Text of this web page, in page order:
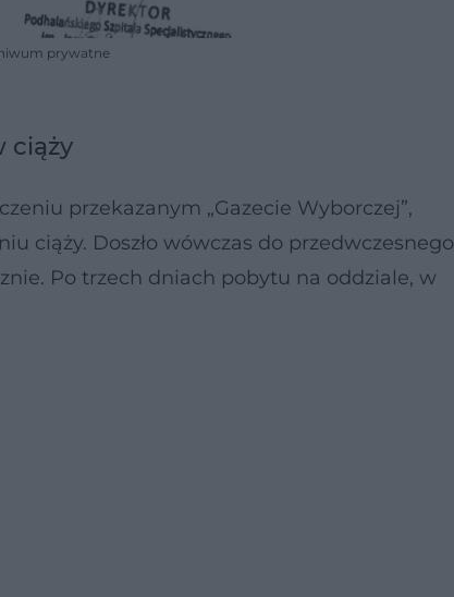
prywatne
ciąży
przekazanym „Gazecie Wyborczej”,
ciąży. Doszło wówczas do przedwczesnego
Po trzech dniach pobytu na oddziale, w